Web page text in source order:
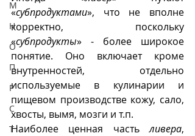
М
Н
О
П
Р
С
Т
«субпродуктами», что не вполне
корректно, поскольку
«субпродукты» - более широкое
понятие. Оно включает кроме
внутренностей, отдельно
используемые в кулинарии и
пищевом производстве кожу, сало,
хвосты, вымя, мозги и т.п.
Наиболее ценная часть ливера,